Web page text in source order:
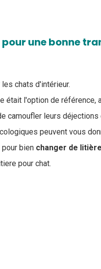
une bonne
chats d'intérieur.
était l'option de référence,
camoufler leurs déjections
peuvent vous
bien changer de
pour chat.